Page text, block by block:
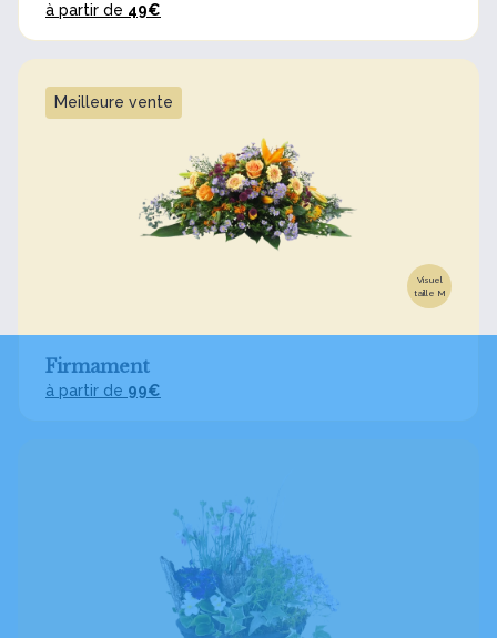
à partir de 49€
Meilleure vente
Visuel
taille M
Firmament
à partir de 99€